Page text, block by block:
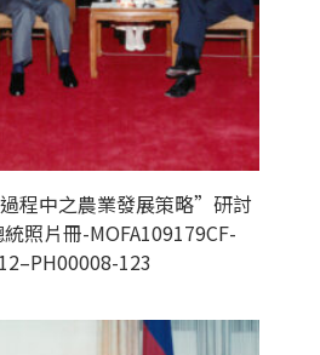
程中之農業發展策略”研討
照片冊-MOFA109179CF-
123